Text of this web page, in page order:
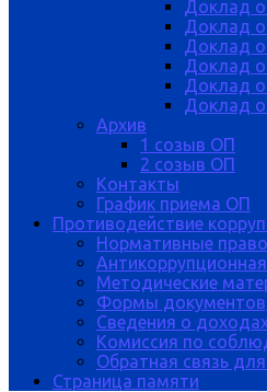
Доклад о
Доклад о
Доклад о
Доклад о
Доклад о
Доклад о
Архив
1 созыв ОП
2 созыв ОП
Контакты
График приема ОП
Противодействие
Нормативные
Антикоррупционная
Методические
Формы документов,
Сведения о
Комиссия по
Обратная связь
Страница памяти